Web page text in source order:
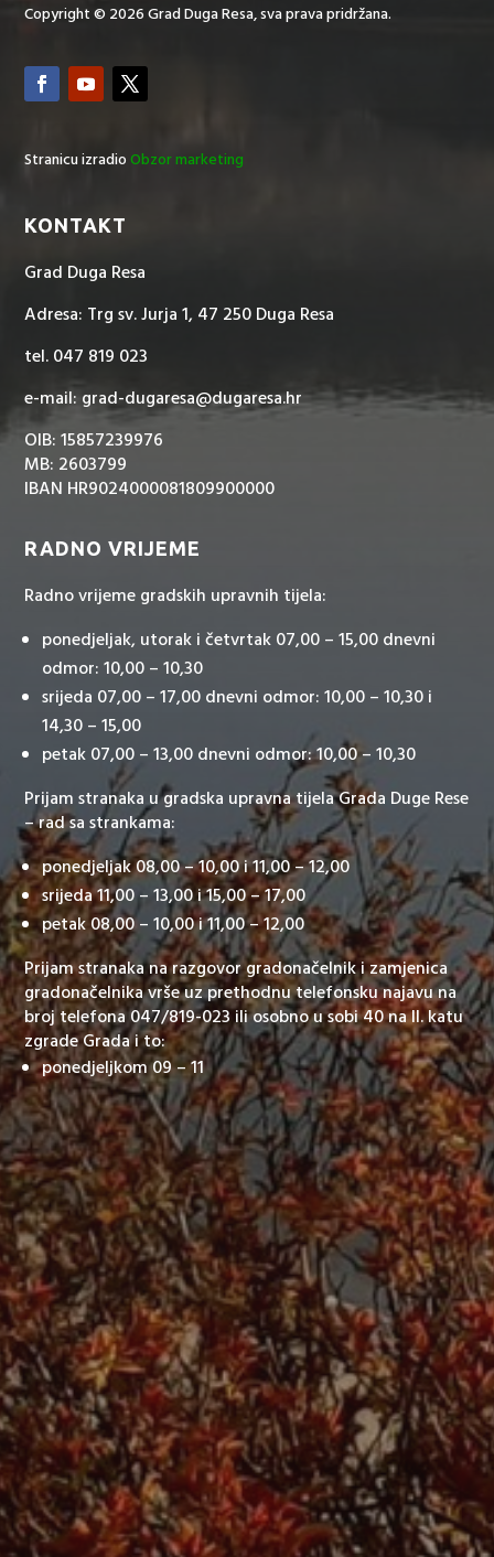
Copyright © 2026 Grad Duga Resa, sva prava pridržana.
Stranicu izradioObzor marketing
KONTAKT
Grad Duga Resa
Adresa: Trg sv. Jurja 1, 47 250 Duga Resa
tel. 047 819 023
e-mail: grad-dugaresa@dugaresa.hr
OIB: 15857239976
MB: 2603799
IBAN HR9024000081809900000
RADNO VRIJEME
Radno vrijeme gradskih upravnih tijela:
ponedjeljak, utorak i četvrtak 07,00 – 15,00 dnevni
odmor: 10,00 – 10,30
srijeda 07,00 – 17,00 dnevni odmor: 10,00 – 10,30 i
14,30 – 15,00
petak 07,00 – 13,00 dnevni odmor: 10,00 – 10,30
Prijam stranaka u gradska upravna tijela Grada Duge Rese
– rad sa strankama:
ponedjeljak 08,00 – 10,00 i 11,00 – 12,00
srijeda 11,00 – 13,00 i 15,00 – 17,00
petak 08,00 – 10,00 i 11,00 – 12,00
Prijam stranaka na razgovor gradonačelnik i zamjenica
gradonačelnika vrše uz prethodnu telefonsku najavu na
broj telefona 047/819-023 ili osobno u sobi 40 na II. katu
zgrade Grada i to:
ponedjeljkom 09 – 11